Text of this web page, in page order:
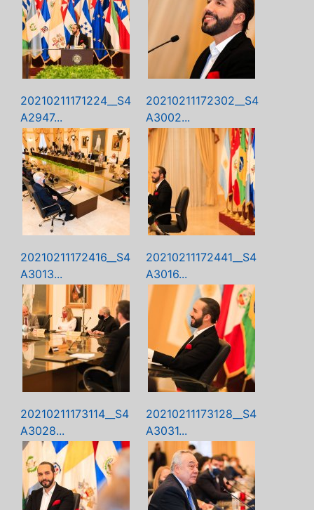
20210211171224__S4
A2947...
20210211172302__S4
A3002...
20210211172416__S4
A3013...
20210211172441__S4
A3016...
20210211173114__S4
A3028...
20210211173128__S4
A3031...